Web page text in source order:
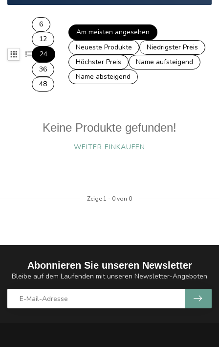
6
12
24
36
48
Am meisten angesehen
Neueste Produkte
Niedrigster Preis
Höchster Preis
Name aufsteigend
Name absteigend
Keine Produkte gefunden!
WEITER EINKAUFEN
Zeige 1 - 0von 0
Abonnieren Sie unseren Newsletter
Bleibe auf dem Laufenden mit unseren Newsletter-Angeboten